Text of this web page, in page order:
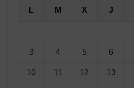
L M X J
3 4 5 6
10 11 12 13